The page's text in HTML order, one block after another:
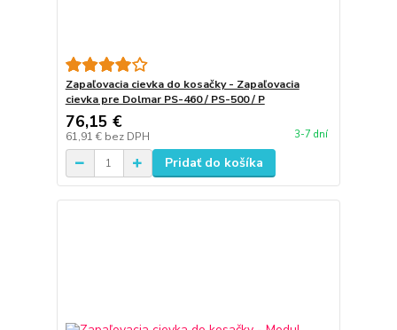
Zapaľovacia cievka do kosačky - Zapaľovacia
cievka pre Dolmar PS-460 / PS-500 / P
76,15 €
61,91 € bez DPH 3-7 dní
Pridať do košíka